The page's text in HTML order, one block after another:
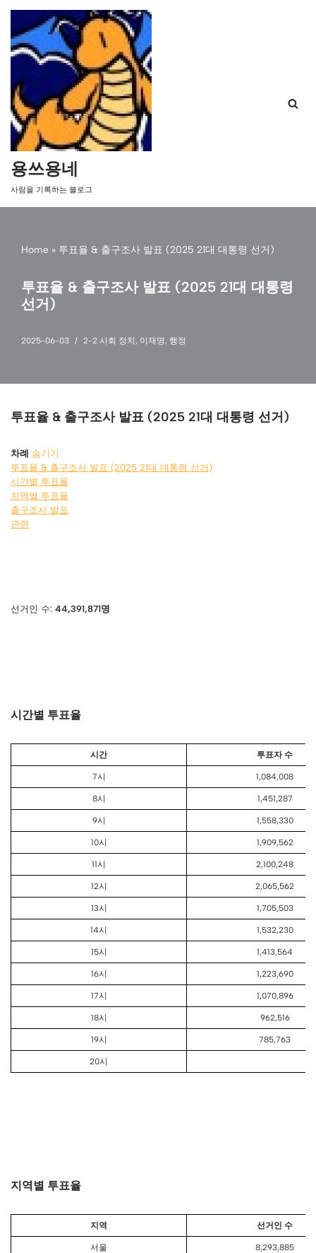
콘
텐
로
건
너
뛰
기
용쓰용네
사람을 기록하는 블로그
Home » 투표율 & 출구조사 발표 (2025 21대 대통령 선거)
투표율 & 출구조사 발표 (2025 21대 대통령
선거)
2025-06-03 2-2 사회 정치 , 이재명 , 행정
투표율 & 출구조사 발표 (2025 21대 대통령 선거)
차례
숨기기
투표율 & 출구조사 발표 (2025 21대 대통령 선거)
시간별 투표율
지역별 투표율
출구조사 발표
관련
선거인 수: 44,391,871명
시간별 투표율
시간 투표자 수
7시 1,084,008
8시 1,451,287
9시 1,558,330
10시 1,909,562
11시 2,100,248
12시 2,065,562
13시 1,705,503
14시 1,532,230
15시 1,413,564
16시 1,223,690
17시 1,070,896
18시 962,516
19시 785,763
20시
지역별 투표율
지역 선거인 수
서울 8,293,885